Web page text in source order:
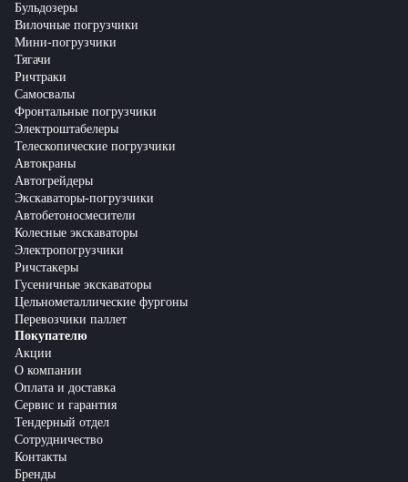
Бульдозеры
Вилочные погрузчики
Мини-погрузчики
Тягачи
Ричтраки
Самосвалы
Фронтальные погрузчики
Электроштабелеры
Телескопические погрузчики
Автокраны
Автогрейдеры
Экскаваторы-погрузчики
Автобетоносмесители
Колесные экскаваторы
Электропогрузчики
Ричстакеры
Гусеничные экскаваторы
Цельнометаллические фургоны
Перевозчики паллет
Покупателю
Акции
О компании
Оплата и доставка
Сервис и гарантия
Тендерный отдел
Сотрудничество
Контакты
Бренды